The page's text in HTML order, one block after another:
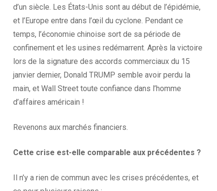
d’un siècle. Les États-Unis sont au début de l’épidémie,
et l’Europe entre dans l’œil du cyclone. Pendant ce
temps, l’économie chinoise sort de sa période de
confinement et les usines redémarrent. Après la victoire
lors de la signature des accords commerciaux du 15
janvier dernier, Donald TRUMP semble avoir perdu la
main, et Wall Street toute confiance dans l’homme
d’affaires américain !
Revenons aux marchés financiers.
Cette crise est-elle comparable aux précédentes ?
Il n’y a rien de commun avec les crises précédentes, et